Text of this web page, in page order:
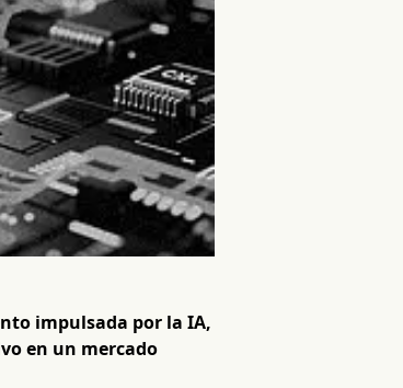
impulsada por la IA,
en un mercado